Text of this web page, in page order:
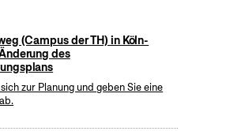
(Campus der TH) in Köln-
des
zur Planung und geben Sie eine